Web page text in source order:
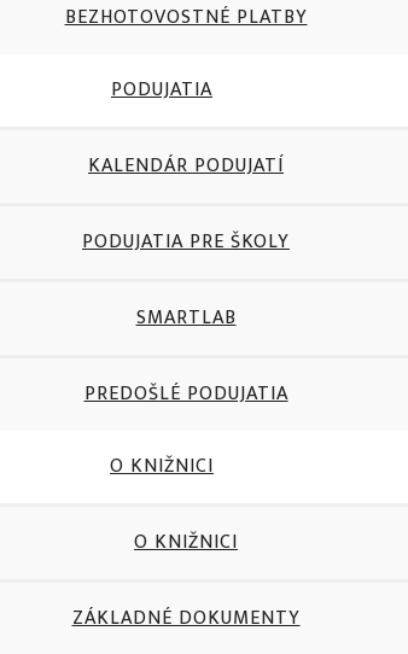
BEZHOTOVOSTNÉ PLATBY
PODUJATIA
KALENDÁR PODUJATÍ
PODUJATIA PRE ŠKOLY
SMARTLAB
PREDOŠLÉ PODUJATIA
O KNIŽNICI
O KNIŽNICI
ZÁKLADNÉ DOKUMENTY